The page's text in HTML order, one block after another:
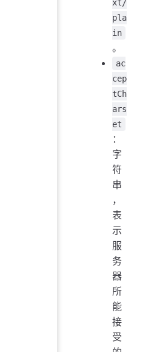
xt/
pla
in
。
ac
cep
tCh
ars
et
：
字
符
串
，
表
示
服
务
器
所
能
接
受